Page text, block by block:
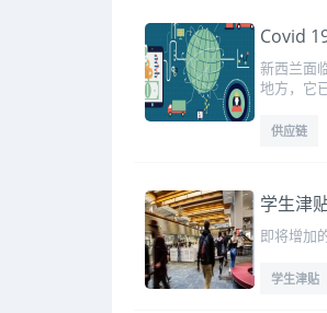
Covid
新西兰面
地方，它
供应链
学生津
即将增加
学生津贴